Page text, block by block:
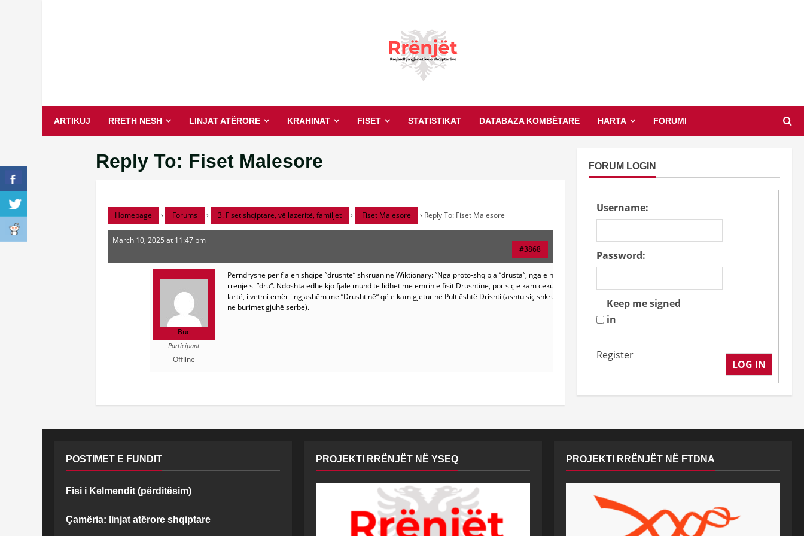
ARTIKUJ RRETH NESH LINJAT ATËRORE KRAHINAT FISET STATISTIKAT DATABAZA KOMBËTARE HARTA FORUMI
Reply To: Fiset Malesore
Homepage › Forums › 3. Fiset shqiptare, vëllazëritë, familjet › Fiset Malesore › Reply To: Fiset Malesore
March 10, 2025 at 11:47 pm
#3868
Buc
Participant
Offline
Përndryshe për fjalën shqipe ”drushtë“ shkruan në Wiktionary: ”Nga proto-shqipja ”drustā“, nga e njëjta
rrënjë si ”dru“. Ndoshta edhe kjo fjalë mund të lidhet me emrin e fisit Drushtinë, por siç e kam cekur më
lartë, i vetmi emër i ngjashëm me ”Drushtinë“ që e kam gjetur në Pult është Drishti (ashtu siç shkruan edhe
në burimet gjuhë serbe).
FORUM LOGIN
Username:
Password:
Keep me signed
in
LOG IN
Register
POSTIMET E FUNDIT
Fisi i Kelmendit (përditësim)
Çamëria: linjat atërore shqiptare
PROJEKTI RRËNJËT NË YSEQ PROJEKTI RRËNJËT NË FTDNA